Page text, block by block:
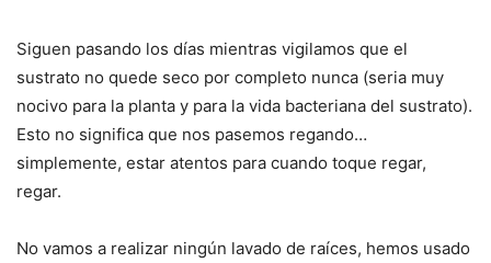
Siguen pasando los días mientras vigilamos que el
sustrato no quede seco por completo nunca (seria muy
nocivo para la planta y para la vida bacteriana del sustrato).
Esto no significa que nos pasemos regando…
simplemente, estar atentos para cuando toque regar,
regar.
No vamos a realizar ningún lavado de raíces, hemos usado